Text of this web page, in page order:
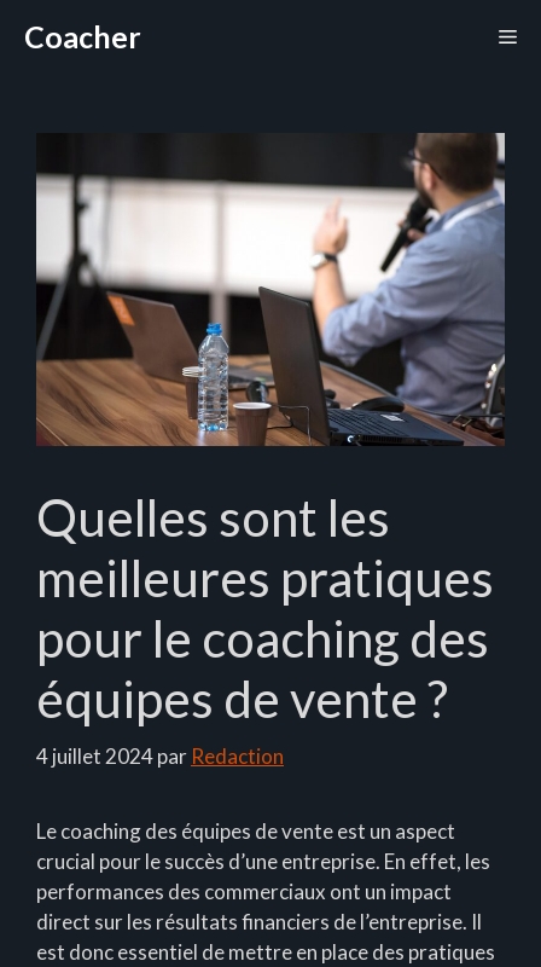
Coacher
Quelles sont les
meilleures pratiques
pour le coaching des
équipes de vente ?
4 juillet 2024par Redaction
Le coaching des équipes de vente est un aspect
crucial pour le succès d’une entreprise. En effet, les
performances des commerciaux ont un impact
direct sur les résultats financiers de l’entreprise. Il
est donc essentiel de mettre en place des pratiques